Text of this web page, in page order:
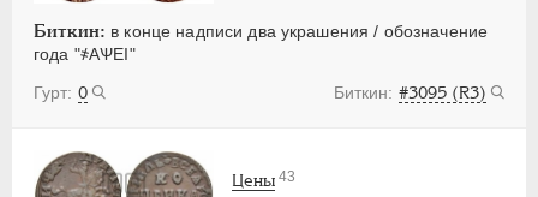
Биткин: в конце надписи два украшения / обозначение
года "҂АѰЕI"
0
#3095 (R3)
Цены 43